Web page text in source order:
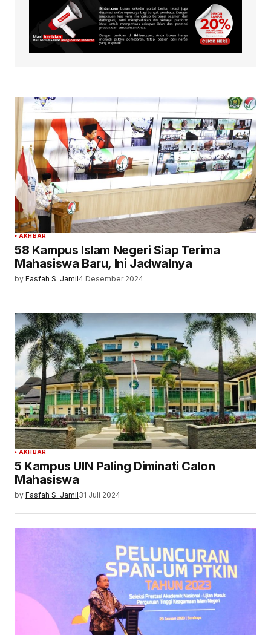
AKHBAR
58 Kampus Islam Negeri Siap Terima
Mahasiswa Baru, Ini Jadwalnya
by Fasfah S. Jamil4 Desember 2024
AKHBAR
5 Kampus UIN Paling Diminati Calon
Mahasiswa
by Fasfah S. Jamil31 Juli 2024